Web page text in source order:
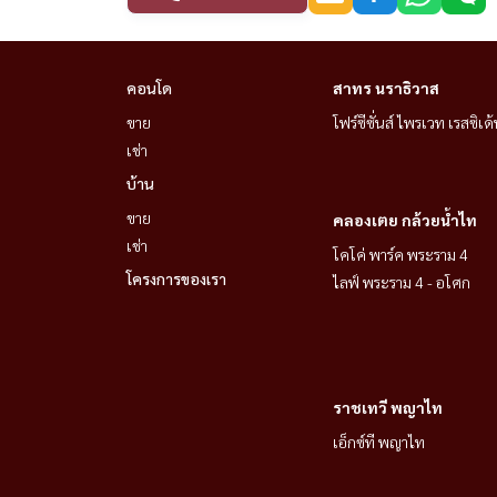
คอนโด
ขาย
เช่า
บ้าน
ขาย
เช่า
โครงการของเรา
สาทร นราธิวาส
โฟร์ซีซั่นส์ ไพรเวท เรสซิเ
คลองเตย กล้วยน้ำไท
โคโค่ พาร์ค พระราม 4
ไลฟ์ พระราม 4 - อโศก
ราชเทวี พญาไท
เอ็กซ์ที พญาไท